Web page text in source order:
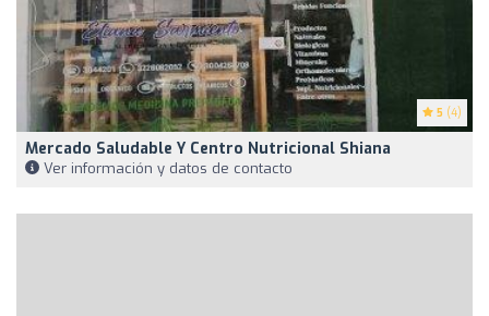
5 (4)
Mercado Saludable Y Centro Nutricional Shiana
Ver información y datos de contacto